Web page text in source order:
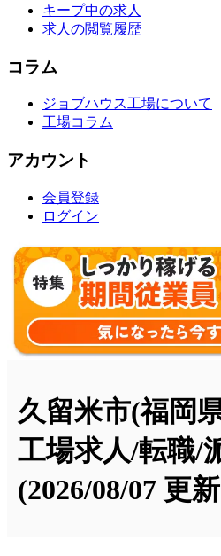
キープ中の求人
求人の閲覧履歴
コラム
ジョブハウス工場について
工場コラム
アカウント
会員登録
ログイン
久留米市(福岡
工場求人/転職/
(2026/08/07 更